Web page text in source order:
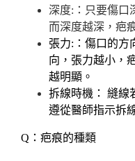
深度:：只要傷口
而深度越深，疤
張力:：傷口的方
向，張力越小，
越明顯。
拆線時機： 縫線
遵從醫師指示拆
Q：疤痕的種類